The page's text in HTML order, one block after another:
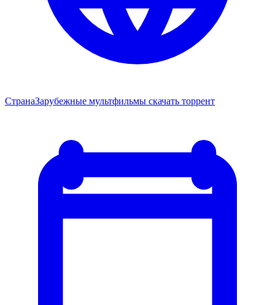
СтранаЗарубежные мультфильмы скачать торрент